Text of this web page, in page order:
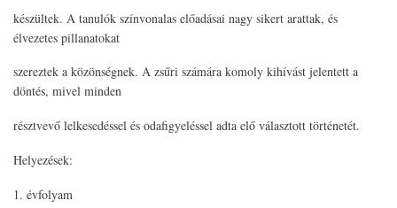
készültek. A tanulók színvonalas előadásai nagy sikert arattak, és
élvezetes pillanatokat
szereztek a közönségnek. A zsűri számára komoly kihívást jelentett a
döntés, mivel minden
résztvevő lelkesedéssel és odafigyeléssel adta elő választott történetét.
Helyezések:
1. évfolyam